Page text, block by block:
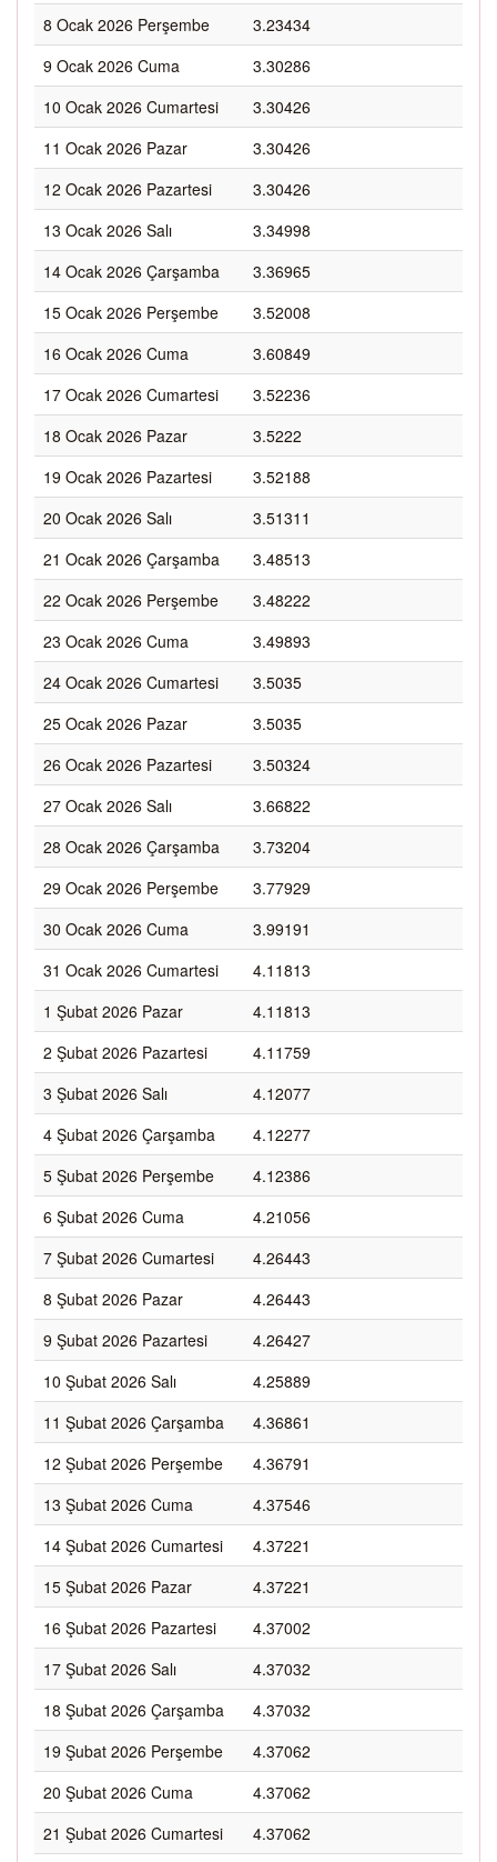
8 Ocak 2026 Perşembe
3.23434
9 Ocak 2026 Cuma
3.30286
10 Ocak 2026 Cumartesi
3.30426
11 Ocak 2026 Pazar
3.30426
12 Ocak 2026 Pazartesi
3.30426
13 Ocak 2026 Salı
3.34998
14 Ocak 2026 Çarşamba
3.36965
15 Ocak 2026 Perşembe
3.52008
16 Ocak 2026 Cuma
3.60849
17 Ocak 2026 Cumartesi
3.52236
18 Ocak 2026 Pazar
3.5222
19 Ocak 2026 Pazartesi
3.52188
20 Ocak 2026 Salı
3.51311
21 Ocak 2026 Çarşamba
3.48513
22 Ocak 2026 Perşembe
3.48222
23 Ocak 2026 Cuma
3.49893
24 Ocak 2026 Cumartesi
3.5035
25 Ocak 2026 Pazar
3.5035
26 Ocak 2026 Pazartesi
3.50324
27 Ocak 2026 Salı
3.66822
28 Ocak 2026 Çarşamba
3.73204
29 Ocak 2026 Perşembe
3.77929
30 Ocak 2026 Cuma
3.99191
31 Ocak 2026 Cumartesi
4.11813
1 Şubat 2026 Pazar
4.11813
2 Şubat 2026 Pazartesi
4.11759
3 Şubat 2026 Salı
4.12077
4 Şubat 2026 Çarşamba
4.12277
5 Şubat 2026 Perşembe
4.12386
6 Şubat 2026 Cuma
4.21056
7 Şubat 2026 Cumartesi
4.26443
8 Şubat 2026 Pazar
4.26443
9 Şubat 2026 Pazartesi
4.26427
10 Şubat 2026 Salı
4.25889
11 Şubat 2026 Çarşamba
4.36861
12 Şubat 2026 Perşembe
4.36791
13 Şubat 2026 Cuma
4.37546
14 Şubat 2026 Cumartesi
4.37221
15 Şubat 2026 Pazar
4.37221
16 Şubat 2026 Pazartesi
4.37002
17 Şubat 2026 Salı
4.37032
18 Şubat 2026 Çarşamba
4.37032
19 Şubat 2026 Perşembe
4.37062
20 Şubat 2026 Cuma
4.37062
21 Şubat 2026 Cumartesi
4.37062